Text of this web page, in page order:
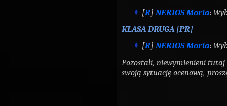
[R] NERIOS Moria:
KLASA DRUGA [PR]
[R] NERIOS Moria:
Pozostali, niewymienieni tutaj
swoją sytuację ocenową,